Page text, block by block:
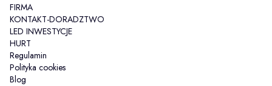
FIRMA
KONTAKT-DORADZTWO
LED INWESTYCJE
HURT
Regulamin
Polityka cookies
Blog